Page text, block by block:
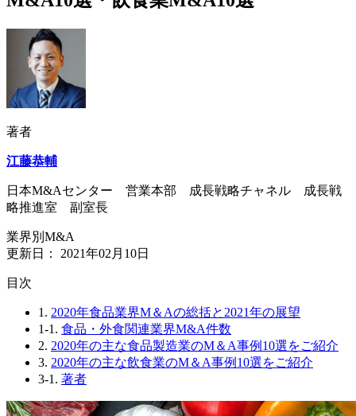
著者
江藤恭輔
日本M&Aセンター 営業本部 成長戦略チャネル 成長戦
略推進室 副室長
業界別M&A
更新日： 2021年02月10日
⽬次
1. 2020年食品業界M＆Aの総括と2021年の展望
1-1. 食品・外食関連業界M&A件数
2. 2020年の主な食品製造業のM＆A事例10選をご紹介
3. 2020年の主な飲食業のM＆A事例10選をご紹介
3-1. 著者